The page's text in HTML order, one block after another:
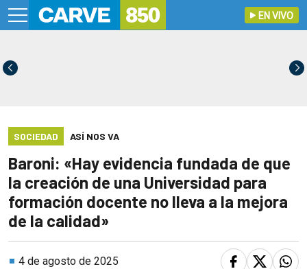
EN VIVO
SOCIEDAD ASÍ NOS VA
Baroni: «Hay evidencia fundada de que
la creación de una Universidad para
formación docente no lleva a la mejora
de la calidad»
4 de agosto de 2025